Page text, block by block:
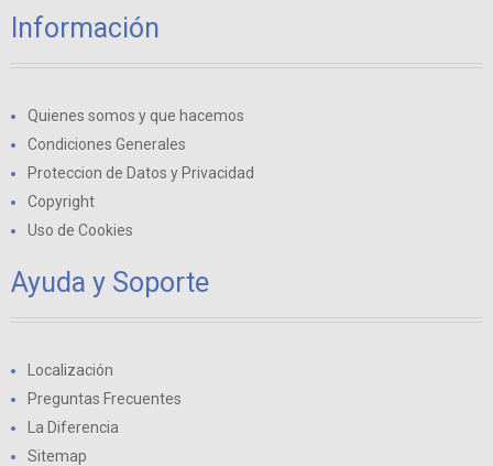
Información
Quienes somos y que hacemos
Condiciones Generales
Proteccion de Datos y Privacidad
Copyright
Uso de Cookies
Ayuda y Soporte
Localización
Preguntas Frecuentes
La Diferencia
Sitemap